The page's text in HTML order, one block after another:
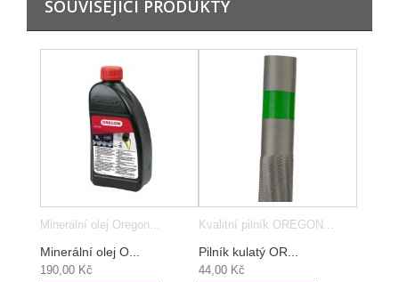
SOUVISEJÍCÍ PRODUKTY
Minerální olej Oregon...
Minerální olej O...
190,00 Kč
Kvalitní pilník OREGON...
Pilník kulatý OR...
44,00 Kč